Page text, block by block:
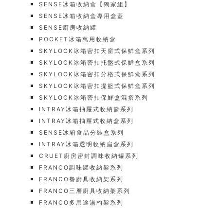
SENSE冰箱收納盒【獨家組】
SENSE冰箱收納盒專用盒蓋
SENSE廚房收納罐
POCKET冰箱萬用收納盒
SKYLOCK冰箱密扣天窗式保鮮盒系列
SKYLOCK冰箱密扣托盤式保鮮盒系列
SKYLOCK冰箱密扣分格式保鮮盒系列
SKYLOCK冰箱密扣提籃式保鮮盒系列
SKYLOCK冰箱密扣保鮮盒混搭系列
INTRAY冰箱抽屜式收納籃系列
INTRAY冰箱抽屜式收納盒系列
SENSE冰箱食品分裝盒系列
INTRAY冰箱透明收納扁盒系列
CRUET廚房密封調味收納罐系列
FRANCO調味罐收納架系列
FRANCO餐廚具收納架系列
FRANCO三層廚具收納架系列
FRANCO多用途湯杓架系列